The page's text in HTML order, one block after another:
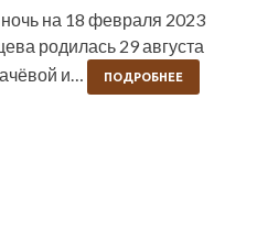
на 18 февраля 2023
родилась 29 августа
и…
ПОДРОБНЕЕ